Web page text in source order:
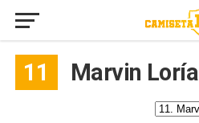
11 Marvin Loría